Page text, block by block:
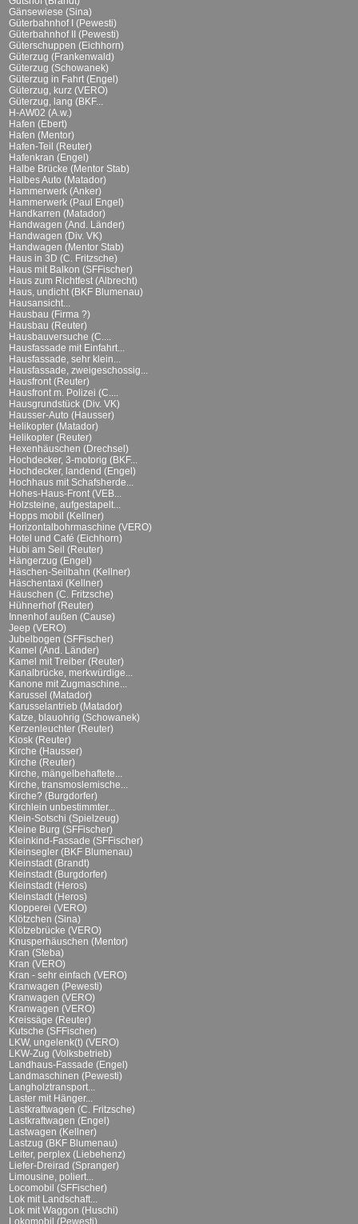
Gänsewiese (Sina)
Güterbahnhof I (Pewesti)
Güterbahnhof II (Pewesti)
Güterschuppen (Eichhorn)
Güterzug (Frankenwald)
Güterzug (Schowanek)
Güterzug in Fahrt (Engel)
Güterzug, kurz (VERO)
Güterzug, lang (BKF...
H-AW02 (A.w.)
Hafen (Ebert)
Hafen (Mentor)
Hafen-Teil (Reuter)
Hafenkran (Engel)
Halbe Brücke (Mentor Stab)
Halbes Auto (Matador)
Hammerwerk (Anker)
Hammerwerk (Paul Engel)
Handkarren (Matador)
Handwagen (And. Länder)
Handwagen (Div. VK)
Handwagen (Mentor Stab)
Haus in 3D (C. Fritzsche)
Haus mit Balkon (SFFischer)
Haus zum Richtfest (Albrecht)
Haus, undicht (BKF Blumenau)
Hausansicht...
Hausbau (Firma ?)
Hausbau (Reuter)
Hausbauversuche (C....
Hausfassade mit Einfahrt...
Hausfassade, sehr klein...
Hausfassade, zweigeschossig...
Hausfront (Reuter)
Hausfront m. Polizei (C....
Hausgrundstück (Div. VK)
Hausser-Auto (Hausser)
Helikopter (Matador)
Helikopter (Reuter)
Hexenhäuschen (Drechsel)
Hochdecker, 3-motorig (BKF...
Hochdecker, landend (Engel)
Hochhaus mit Schafsherde...
Hohes-Haus-Front (VEB...
Holzsteine, aufgestapelt...
Hopps mobil (Kellner)
Horizontalbohrmaschine (VERO)
Hotel und Café (Eichhorn)
Hubi am Seil (Reuter)
Hängerzug (Engel)
Häschen-Seilbahn (Kellner)
Häschentaxi (Kellner)
Häuschen (C. Fritzsche)
Hühnerhof (Reuter)
Innenhof außen (Cause)
Jeep (VERO)
Jubelbogen (SFFischer)
Kamel (And. Länder)
Kamel mit Treiber (Reuter)
Kanalbrücke, merkwürdige...
Kanone mit Zugmaschine...
Karussel (Matador)
Karusselantrieb (Matador)
Katze, blauohrig (Schowanek)
Kerzenleuchter (Reuter)
Kiosk (Reuter)
Kirche (Hausser)
Kirche (Reuter)
Kirche, mängelbehaftete...
Kirche, transmoslemische...
Kirche? (Burgdorfer)
Kirchlein unbestimmter...
Klein-Sotschi (Spielzeug)
Kleine Burg (SFFischer)
Kleinkind-Fassade (SFFischer)
Kleinsegler (BKF Blumenau)
Kleinstadt (Brandt)
Kleinstadt (Burgdorfer)
Kleinstadt (Heros)
Kleinstadt (Heros)
Klopperei (VERO)
Klötzchen (Sina)
Klötzebrücke (VERO)
Knusperhäuschen (Mentor)
Kran (Steba)
Kran (VERO)
Kran - sehr einfach (VERO)
Kranwagen (Pewesti)
Kranwagen (VERO)
Kranwagen (VERO)
Kreissäge (Reuter)
Kutsche (SFFischer)
LKW, ungelenk(t) (VERO)
LKW-Zug (Volksbetrieb)
Landhaus-Fassade (Engel)
Landmaschinen (Pewesti)
Langholztransport...
Laster mit Hänger...
Lastkraftwagen (C. Fritzsche)
Lastkraftwagen (Engel)
Lastwagen (Kellner)
Lastzug (BKF Blumenau)
Leiter, perplex (Liebehenz)
Liefer-Dreirad (Spranger)
Limousine, poliert...
Locomobil (SFFischer)
Lok mit Landschaft...
Lok mit Waggon (Huschi)
Lokomobil (Pewesti)